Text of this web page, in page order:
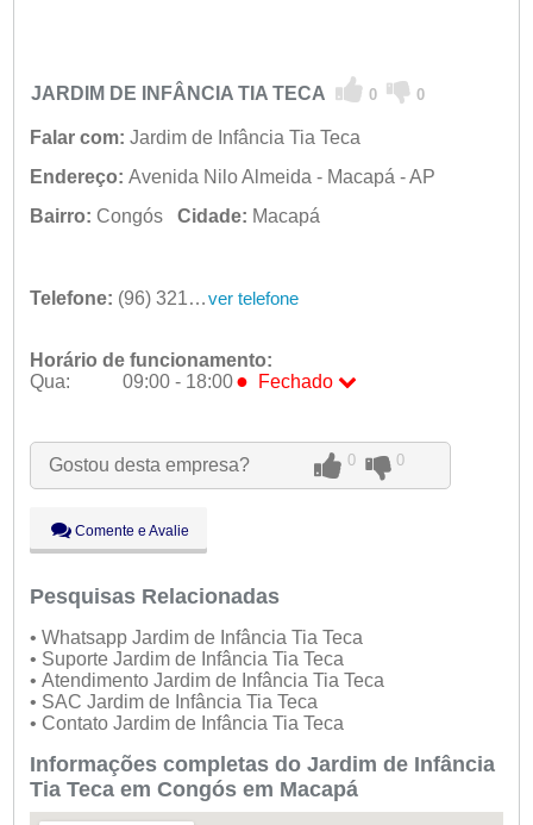
JARDIM DE INFÂNCIA TIA TECA 0 0
Falar com: Jardim de Infância Tia Teca
Endereço: Avenida Nilo Almeida - Macapá - AP
Bairro: Congós Cidade: Macapá
Telefone: (96) 3212-5257 ver telefone
Horário de funcionamento:
Qua:
09:00 - 18:00 ● Fechado
Ter:
09:00 - 18:00
Qua:
09:00 - 18:00●Fechado
Sex:
09:00 - 18:00
Sáb:
Fechado
Dom:
Fechado
Gostou desta empresa? 0 0
Comente e Avalie
Pesquisas Relacionadas
• Whatsapp Jardim de Infância Tia Teca
• Suporte Jardim de Infância Tia Teca
• Atendimento Jardim de Infância Tia Teca
• SAC Jardim de Infância Tia Teca
• Contato Jardim de Infância Tia Teca
Informações completas do Jardim de Infância
Tia Teca em Congós em Macapá